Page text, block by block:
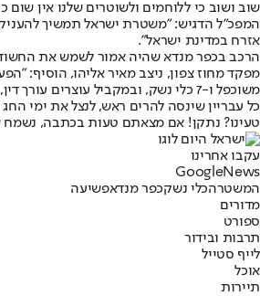
שוב ושוב כי ללוחמים ולשוטרים שלנו אין
המפכ"ל הדגיש: "משטרת ישראל תמשיך להעניק
אזרח במדינת ישראל".
הרכב בכפר מנדא שהיה אמור לשמש את
מפקד מחוז צפון, ניצב מאיר אליהו, הוסיף:
משוכפל ו-7 כלי נשק, ובמקביל
כל עבריין שינסה להרים ראש, לנצל את ימי החג
טעינו? נתקן! אם מצאתם טעות בכתבה, נשמח
עקבו אחרינו
Googl eNews
המשטרהכלי נשקכפר מנדאפשיעה
מדורים
ספורט
תרבות ובידור
לייף סטייל
אוכל
תיירות